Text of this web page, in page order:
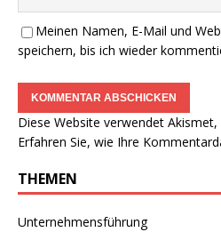
Meinen Namen, E-Mail und
speichern, bis ich wieder
Diese Website verwendet
Erfahren Sie, wie Ihre
THEMEN
Unternehmensführung